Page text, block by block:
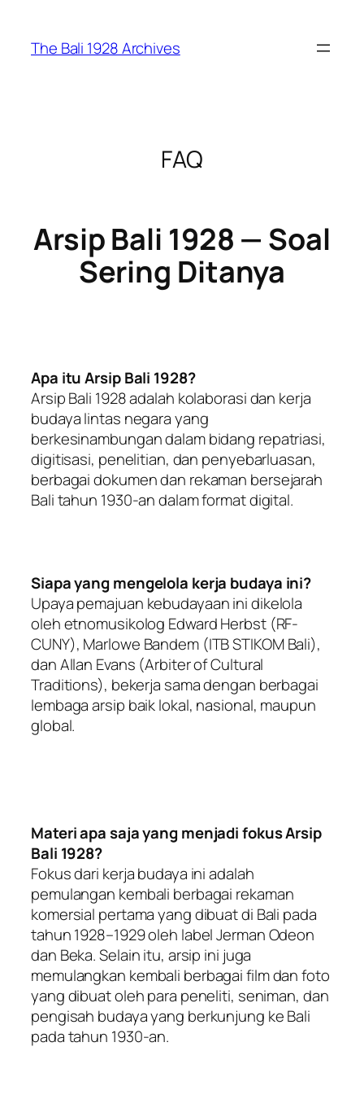
content
The Bali 1928 Archives
FAQ
Arsip Bali 1928 — Soal
Sering Ditanya
Apa itu Arsip Bali 1928?
Arsip Bali 1928 adalah kolaborasi dan kerja
budaya lintas negara yang
berkesinambungan dalam bidang repatriasi,
digitisasi, penelitian, dan penyebarluasan,
berbagai dokumen dan rekaman bersejarah
Bali tahun 1930-an dalam format digital.
Siapa yang mengelola kerja budaya ini?
Upaya pemajuan kebudayaan ini dikelola
oleh etnomusikolog Edward Herbst (RF-
CUNY), Marlowe Bandem (ITB STIKOM Bali),
dan Allan Evans (Arbiter of Cultural
Traditions), bekerja sama dengan berbagai
lembaga arsip baik lokal, nasional, maupun
global.
Materi apa saja yang menjadi fokus Arsip
Bali 1928?
Fokus dari kerja budaya ini adalah
pemulangan kembali berbagai rekaman
komersial pertama yang dibuat di Bali pada
tahun 1928–1929 oleh label Jerman Odeon
dan Beka. Selain itu, arsip ini juga
memulangkan kembali berbagai film dan foto
yang dibuat oleh para peneliti, seniman, dan
pengisah budaya yang berkunjung ke Bali
pada tahun 1930-an.